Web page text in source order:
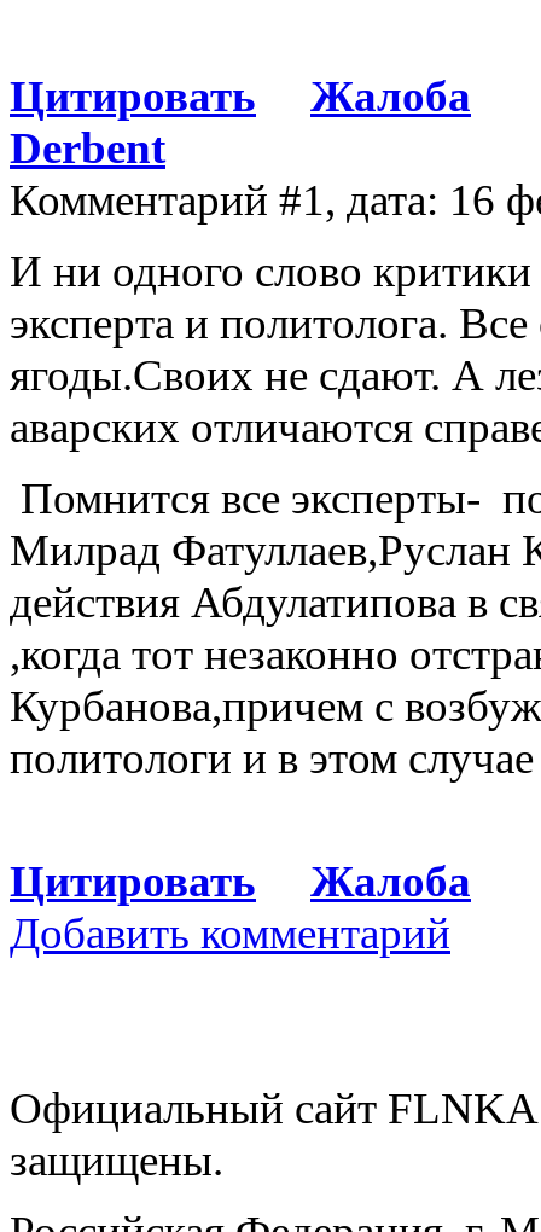
Цитировать
Жалоба
Derbent
Комментарий #1, дата: 16
И ни одного слово критики
эксперта и политолога.
ягоды.Своих не сдают. А
аварских отличаются
Помнится все эксперты-
Милрад Фатуллаев,Руслан
действия Абдулатипова в
,когда тот незаконно
Курбанова,причем с
политологи и в этом
Цитировать
Жалоба
Добавить комментарий
Официальный сайт
защищены.